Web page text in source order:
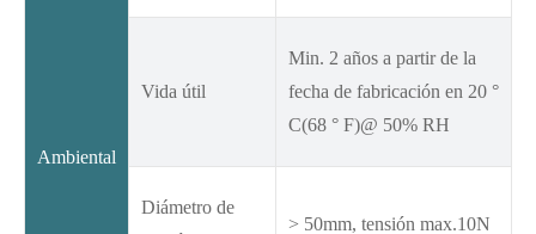
Ambiental
Vida útil
Min. 2 años a partir de la
fecha de fabricación en 20 °
C(68 ° F)@ 50% RH
Diámetro de
> 50mm, tensión max.10N